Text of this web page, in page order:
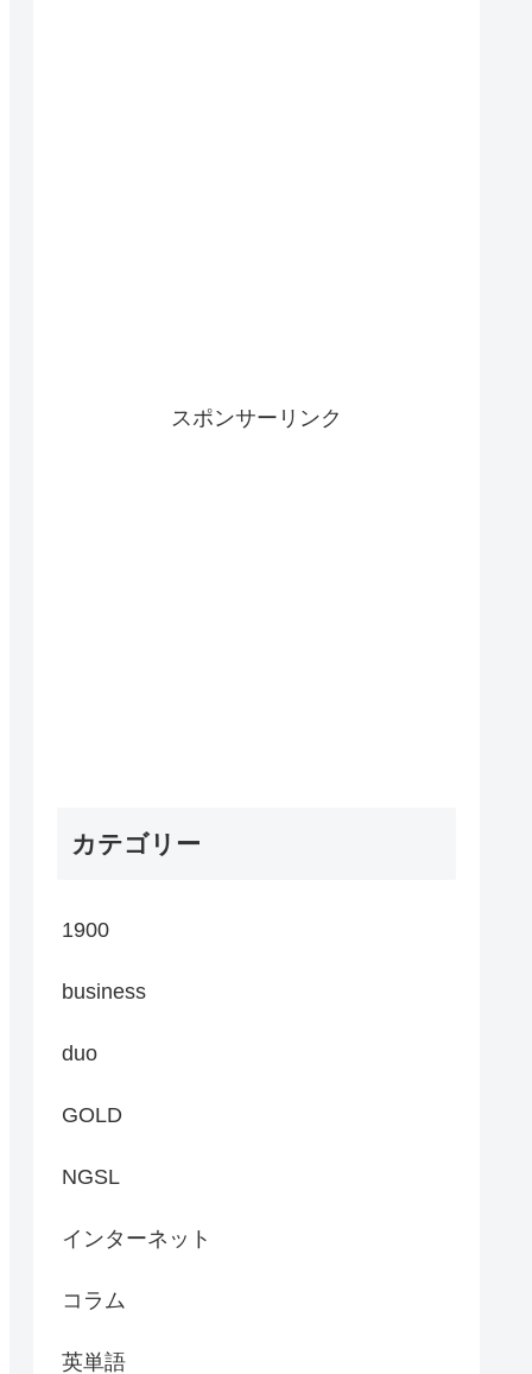
スポンサーリンク
カテゴリー
1900
business
duo
GOLD
NGSL
インターネット
コラム
英単語